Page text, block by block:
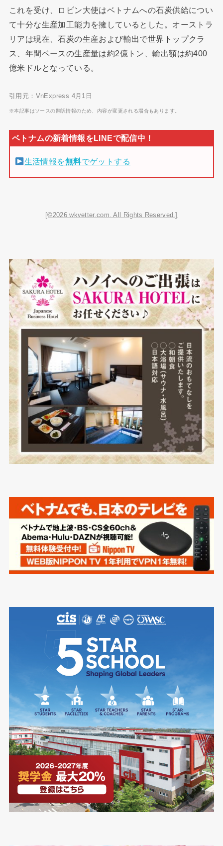
これを受け、ロビン大使はベトナムへの石炭供給につい
て十分な生産加工能力を擁しているとした。オーストラ
リアは現在、石炭の生産および輸出で世界トップクラ
ス、年間ベースの生産量は約2億トン、輸出額は約400
億米ドルとなっている。
引用元：VnExpress 4月1日
※本記事はソースの翻訳情報のため、内容が変更される場合もあります。
生活情報を無料でゲットする
[©2026 wkvetter.com. All Rights Reserved.]